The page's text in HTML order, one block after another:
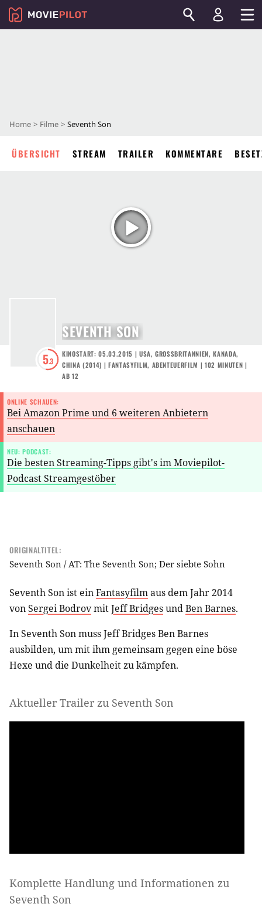
Home Filme Seventh Son
ÜBERSICHT STREAM TRAILER KOMMENTARE
5.3
SEVENTH SON
KINOSTART: 05.03.2015 | USA,GROSSBRITANNIEN ,KANADA,
CHINA (2014) | FANTASYFILM, ABENTEUERFILM | 102 MINUTEN |
AB 12
ONLINE SCHAUEN:
Bei Amazon Prime und 6 weiteren Anbietern
anschauen
NEU: PODCAST:
Die besten Streaming-Tipps gibt's im Moviepilot-
Podcast Streamgestöber
ORIGINALTITEL:
Seventh Son / AT: The Seventh Son; Der siebte Sohn
Seventh Son ist einFantasyfilmaus dem Jahr 2014
vonSergei BodrovmitJeff BridgesundBen Barnes.
In Seventh Son muss Jeff Bridges Ben Barnes
ausbilden, um mit ihm gemeinsam gegen eine böse
Hexe und die Dunkelheit zu kämpfen.
Aktueller Trailer zu Seventh Son
Komplette Handlung und Informationen zu
Seventh Son